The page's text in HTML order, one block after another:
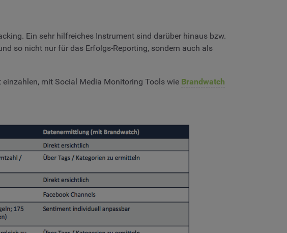
Ein sehr hilfreiches Instrument sind darüber hinaus bzw.
so nicht nur für das Erfolgs-Reporting, sondern auch als
einzahlen, mit Social Media Monitoring Tools wie Brandwatch